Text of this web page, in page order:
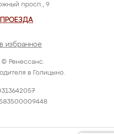
Ренессанс.
в Голицыно.
просп., 9
избранное